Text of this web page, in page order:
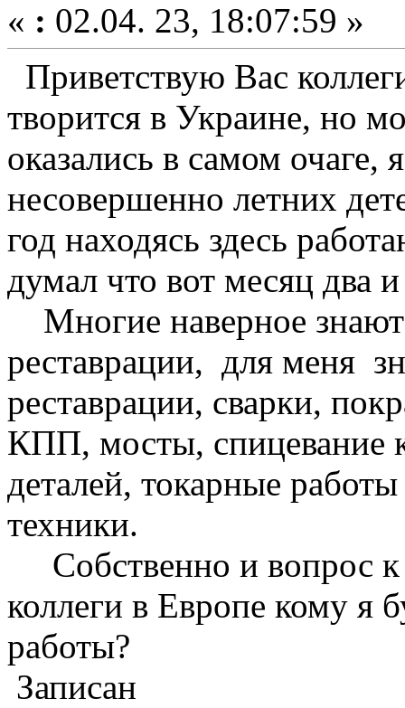
« : 02.04. 23, 18:07:59 »
Приветствую Вас
творится в Украине, но
оказались в самом очаге,
несовершенно летних
год находясь здесь
думал что вот месяц два
Многие наверное
реставрации, для меня
реставрации, сварки,
КПП, мосты, спицевание
деталей, токарные
техники.
Собственно и вопрос
коллеги в Европе кому я
работы?
Записан